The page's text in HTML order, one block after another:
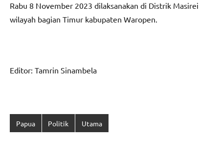
Rabu 8 November 2023 dilaksanakan di Distrik Masirei
wilayah bagian Timur kabupaten Waropen.
Editor: Tamrin Sinambela
Papua Politik Utama